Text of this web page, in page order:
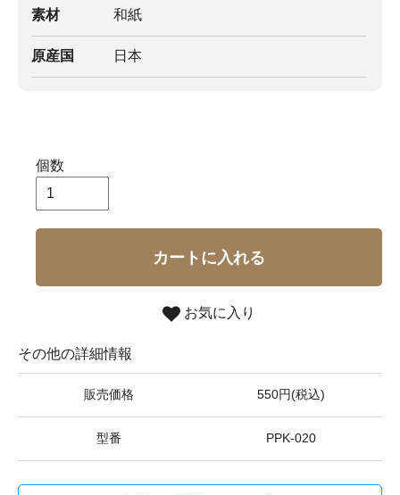
素材 和紙
原産国 日本
個数
カートに入れる
お気に入り
その他の詳細情報
販売価格 550円(税込)
型番 PPK-020